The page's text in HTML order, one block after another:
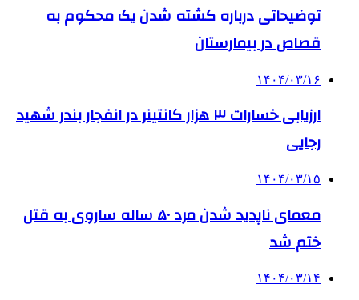
توضیحاتی درباره کشته شدن یک محکوم به
قصاص در بیمارستان
۱۴۰۴/۰۳/۱۶
ارزیابی خسارات ۳ هزار کانتینر در انفجار بندر شهید
رجایی
۱۴۰۴/۰۳/۱۵
معمای ناپدید شدن مرد ۵۰ ساله ساروی به قتل
ختم شد
۱۴۰۴/۰۳/۱۴